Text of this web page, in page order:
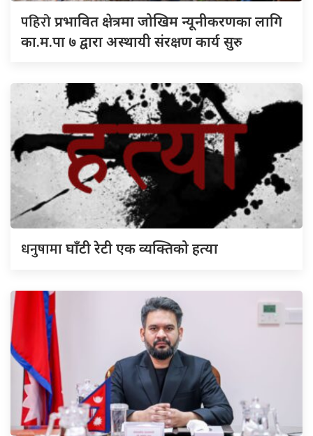
पहिरोप्रभावित क्षेत्रमा जोखिम न्यूनीकरणका लागि
का.म.पा ७ द्वारा अस्थायी संरक्षण कार्य सुरु
धनुषामाघाँटी रेटी एक व्यक्तिको हत्या